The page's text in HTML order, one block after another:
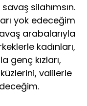
silahımsın.
yok edeceğim
arabalarıyla
kadınları,
genç kızları,
valilerle